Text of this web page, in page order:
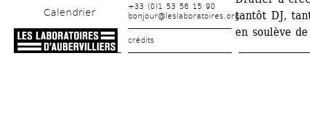
Calendrier
+33 (0)1 53 56 15 90
bonjour@leslaboratoires.org
crédits
tantôt DJ,
en soulève